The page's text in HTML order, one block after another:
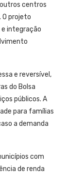
centros
O projeto
integração
e reversível,
do Bolsa
públicos. A
para famílias
a demanda
com
de renda